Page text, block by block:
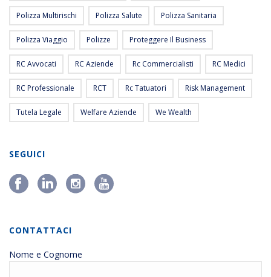
Polizza Multirischi Polizza Salute Polizza Sanitaria
Polizza Viaggio Polizze Proteggere Il Business
RC Avvocati RC Aziende Rc Commercialisti RC Medici
RC Professionale RCT Rc Tatuatori Risk Management
Tutela Legale Welfare Aziende We Wealth
SEGUICI
CONTATTACI
Nome e Cognome